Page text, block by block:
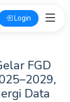
Login
FGD
Data